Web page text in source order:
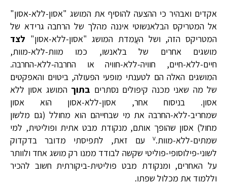
אקדים ואבהיר כי ההצעה להוסיף את המושג "אסון-ללא-אסון"
אל המטריקס הבלאנשוטי איננה מהלך של הרחבה גרידא של
המטריקס הזה, ושל העֲמדת המושג "אסון-ללא-אסון" לצד
מושגים אחרים של בלאנשו, כמו מוות-ללא-מוות,
חיים-ללא-חיים, חוויה-ללא-חוויה או החרבה-ללא-החרבה.
המושגים האלה הם לטענתי מופעי הפעולה, ביטוים והאפקטים
של מה שאני מכנה קיפולים נסתרים בתוך המושג אסון ללא
אסון. בניסוח אחר, אסון-ללא-אסון הוא אסון
שמחריב-ללא-החרבה את מי שבחייהם הוא מחולל (גם מלשון
מחול) אסון שהופך אותם, מנקודת מבט אתית ופוליטית, למי
שמתים-ללא-מוות.v
עם זאת, לתפיסתי מדובר בדקדוק
לשוני-פילוסופי-פוליטי שקשה לבודד ממנו רק מושג אחד ולוותר
על האחרים, ומנקודת מבט פוליטית-ביקורתית חשוב להכיר
וללמוד את מכלול שפתו.